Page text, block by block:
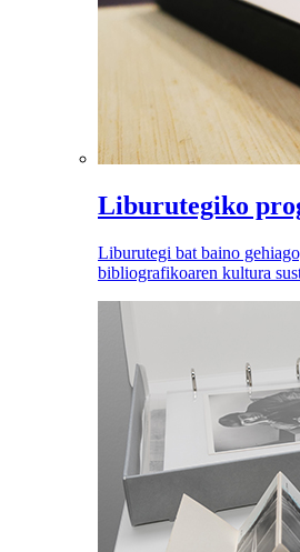
Liburutegiko
Liburutegi bat baino
bibliografikoaren kultura